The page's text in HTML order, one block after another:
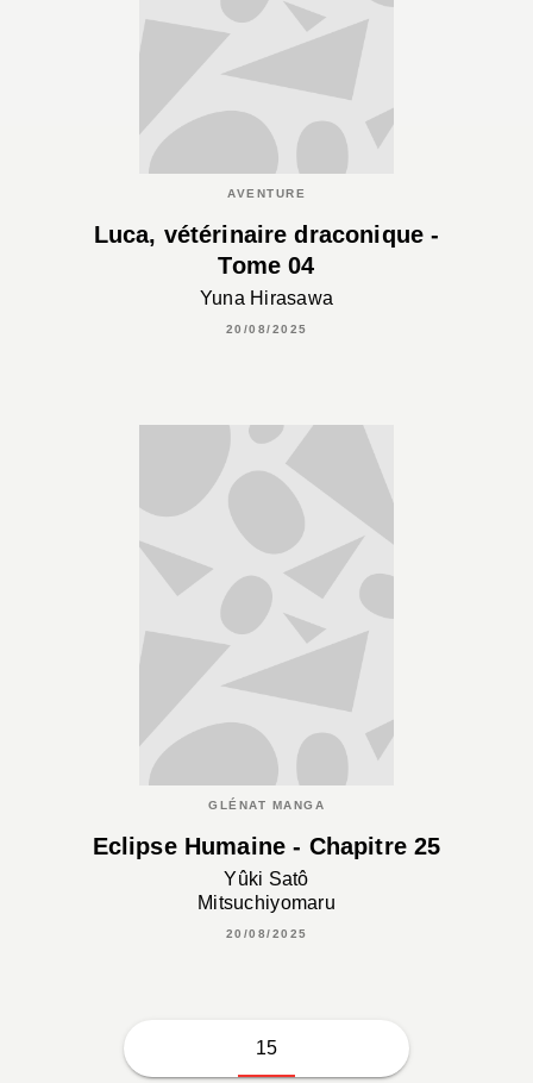
AVENTURE
Luca, vétérinaire draconique -
Tome 04
Yuna Hirasawa
20/08/2025
GLÉNAT MANGA
Eclipse Humaine - Chapitre 25
Yûki Satô
Mitsuchiyomaru
20/08/2025
15